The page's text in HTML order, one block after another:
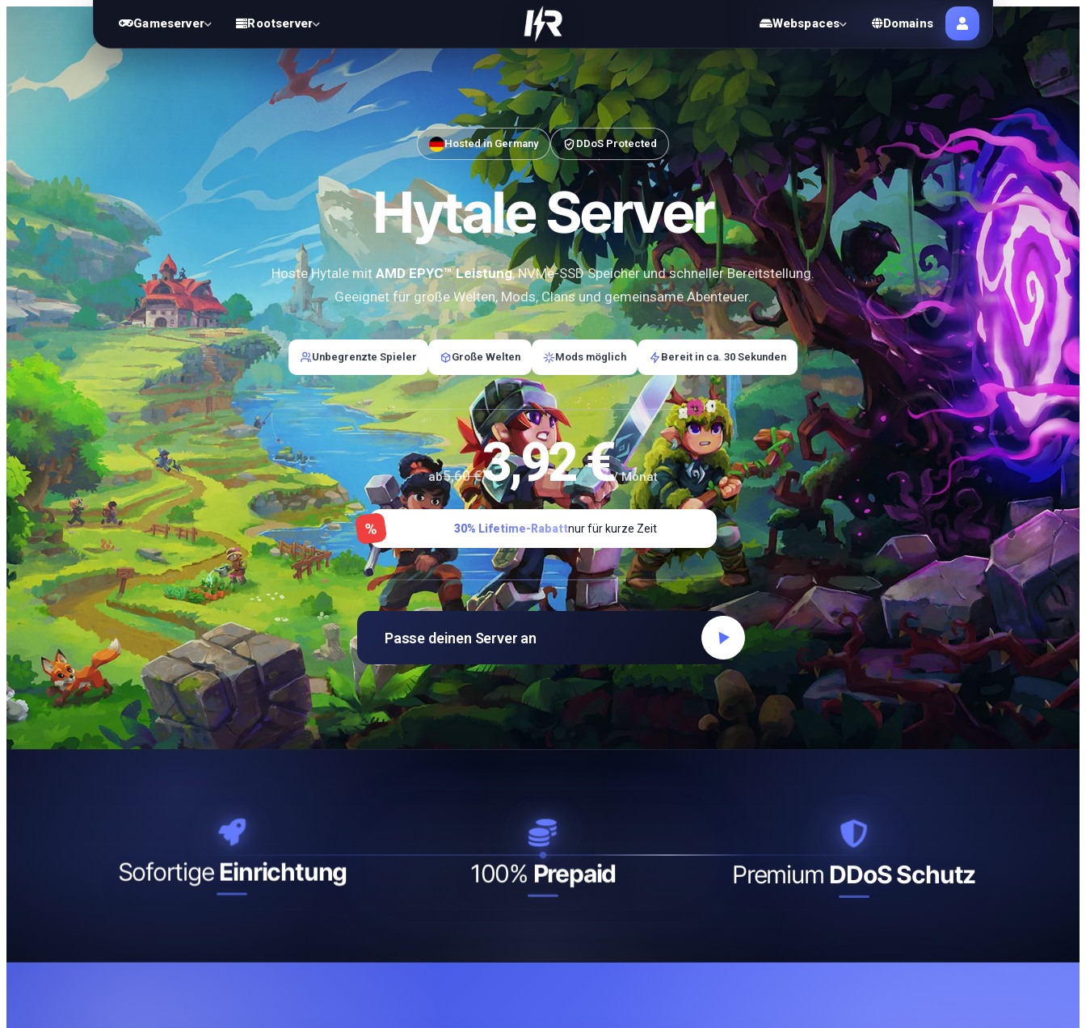
Gameserver Rootserver Webspaces Domains
Hosted in Germany DDoS Protected
Hytale Server
Hoste Hytale mit AMD EPYC™ Leistung, NVMe-SSD Speicher und schneller Bereitstellung.
Geeignet für große Welten, Mods, Clans und gemeinsame Abenteuer.
Unbegrenzte Spieler Große Welten Mods möglich Bereit in ca. 30 Sekunden
ab5,60 €3,92 €/ Monat
% 30% Lifetime-Rabattnur für kurze Zeit
Passe deinen Server an
Sofortige Einrichtung 100% Prepaid Premium DDoS Schutz